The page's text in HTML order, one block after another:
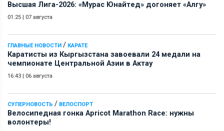
Высшая Лига-2026: «Мурас Юнайтед» догоняет «Алгу»
01:25 07 августа
ГЛАВНЫЕ НОВОСТИ / КАРАТЕ
Каратисты из Кыргызстана завоевали 24 медали на
чемпионате Центральной Азии в Актау
16:43 06 августа
СУПЕРНОВОСТЬ / ВЕЛОСПОРТ
Велосипедная гонка Apricot Marathon Race: нужны
волонтеры!